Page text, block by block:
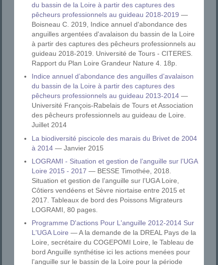
du bassin de la Loire à partir des captures des
pêcheurs professionnels au guideau 2018-2019 —
Boisneau C. 2019, Indice annuel d'abondance des
anguilles argentées d'avalaison du bassin de la Loire
à partir des captures des pêcheurs professionnels au
guideau 2018-2019. Université de Tours - CITERES.
Rapport du Plan Loire Grandeur Nature 4. 18p.
Indice annuel d’abondance des anguilles d’avalaison
du bassin de la Loire à partir des captures des
pêcheurs professionnels au guideau 2013-2014 —
Université François-Rabelais de Tours et Association
des pêcheurs professionnels au guideau de Loire.
Juillet 2014
La biodiversité piscicole des marais du Brivet de 2004
à 2014 — Janvier 2015
LOGRAMI - Situation et gestion de l’anguille sur l’UGA
Loire 2015 - 2017 — BESSE Timothée, 2018.
Situation et gestion de l’anguille sur l’UGA Loire,
Côtiers vendéens et Sèvre niortaise entre 2015 et
2017. Tableaux de bord des Poissons Migrateurs
LOGRAMI, 80 pages.
Programme D'actions Pour L'anguille 2012-2014 Sur
L'UGA Loire — A la demande de la DREAL Pays de la
Loire, secrétaire du COGEPOMI Loire, le Tableau de
bord Anguille synthétise ici les actions menées pour
l’anguille sur le bassin de la Loire pour la période